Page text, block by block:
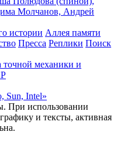
истории Аллея памяти
Пресса Реплики Поиск
точной механики и
Sun, Intel»
При использовании
и тексты, активная